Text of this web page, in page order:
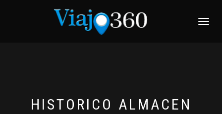
HISTORICO ALMACEN